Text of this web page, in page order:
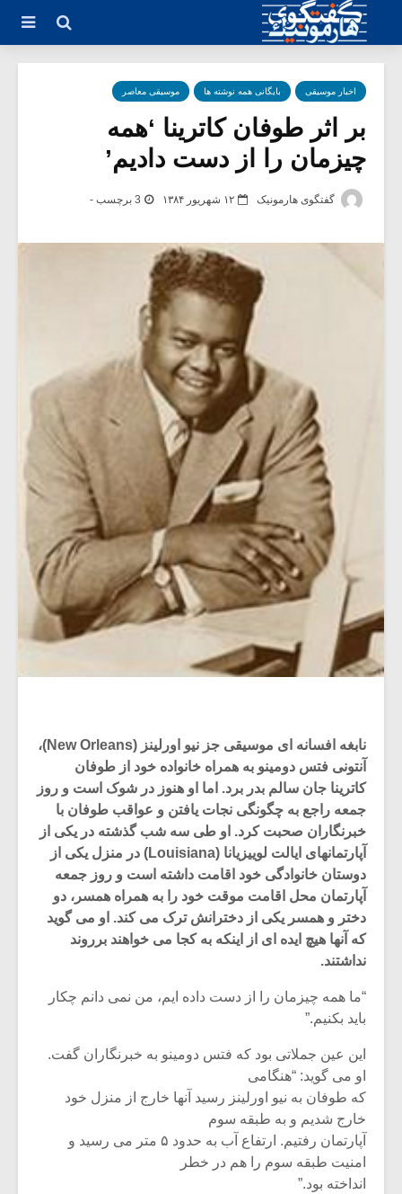
اخبار موسیقی بایگانی همه نوشته ها موسیقی معاصر
بر اثر طوفان کاترینا ‘همه
چیزمان را از دست دادیم’
گفتگوی هارمونیک ۱۲ شهریور ۱۳۸۴ 3 برچسب -
نابغه افسانه ای موسیقی جز نیو اورلینز (New Orleans)،
آنتونی فتس دومینو به همراه خانواده خود از طوفان
کاترینا جان سالم بدر برد. اما او هنوز در شوک است و روز
جمعه راجع به چگونگی نجات یافتن و عواقب طوفان با
خبرنگاران صحبت کرد. او طی سه شب گذشته در یکی از
آپارتمانهای ایالت لوییزیانا (Louisiana) در منزل یکی از
دوستان خانوادگی خود اقامت داشته است و روز جمعه
آپارتمان محل اقامت موقت خود را به همراه همسر، دو
دختر و همسر یکی از دخترانش ترک می کند. او می گوید
که آنها هیچ ایده ای از اینکه به کجا می خواهند برروند
نداشتند.
“ما همه چیزمان را از دست داده ایم، من نمی دانم چکار
باید بکنیم.”
این عین جملاتی بود که فتس دومینو به خبرنگاران گفت.
او می گوید: “هنگامی
که طوفان به نیو اورلینز رسید آنها خارج از منزل خود
خارج شدیم و به طبقه سوم
آپارتمان رفتیم. ارتفاع آب به حدود ۵ متر می رسید و
امنیت طبقه سوم را هم در خطر
انداخته بود.”
میکلوش روژا
یادداشتی بر موسیقی